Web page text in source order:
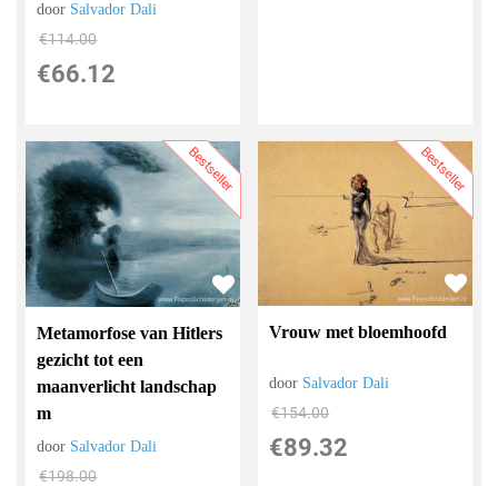
door Salvador Dali
€114.00
€66.12
Bestseller
Metamorfose van Hitlers
gezicht tot een
maanverlicht landschap
m
door Salvador Dali
€198.00
Bestseller
Vrouw met bloemhoofd
door Salvador Dali
€154.00
€89.32